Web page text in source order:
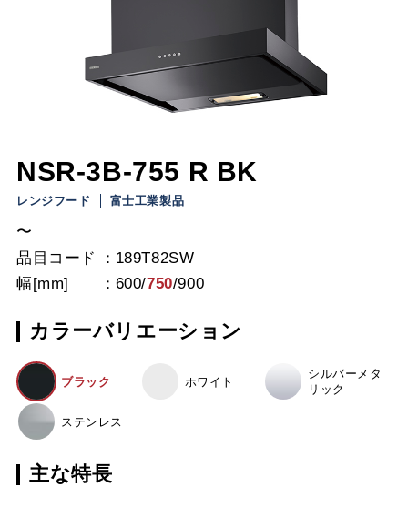
NSR-3B-755 R BK
レンジフード 富士工業製品
〜
品目コード
189T82SW
幅[mm]
600/750/900
カラーバリエーション
ブラック ホワイト
シルバーメタ
リック
ステンレス
主な特長